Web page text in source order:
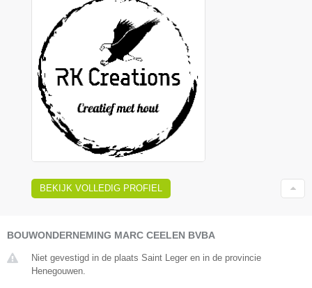
BEKIJK VOLLEDIG PROFIEL
BOUWONDERNEMING MARC CEELEN BVBA
Niet gevestigd in de plaats Saint Leger en in de provincie
Henegouwen.